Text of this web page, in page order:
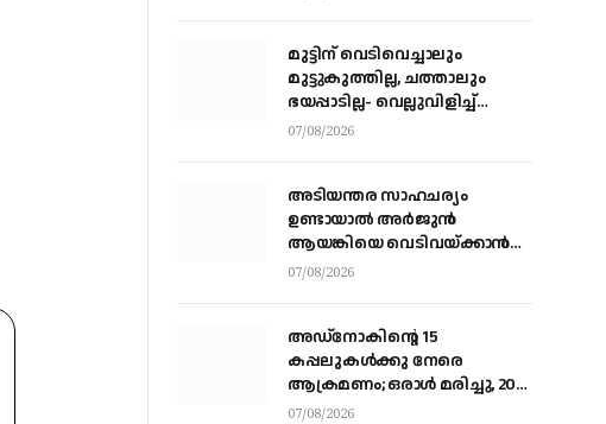
മുട്ടിന് വെടിവെച്ചാലും
മുട്ടുകുത്തില്ല, ചത്താലും
ഭയപ്പാടില്ല- വെല്ലുവിളിച്ച്
വീണ്ടും അർജ്ജുൻ ആയങ്കി
07/08/2026
അടിയന്തര സാഹചര്യം
ഉണ്ടായാല്‍ അര്‍ജുന്‍
ആയങ്കിയെ വെടിവയ്ക്കാന്‍
നിര്‍ദേശം
07/08/2026
അഡ്നോകിന്റെ 15
കപ്പലുകള്‍ക്കു നേരെ
ആക്രമണം; ഒരാള്‍ മരിച്ചു, 20
പേര്‍ക്ക് പരിക്ക്
07/08/2026